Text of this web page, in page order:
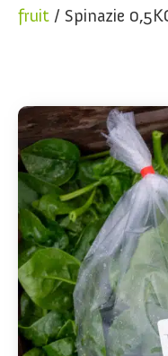
fruit / Spinazie